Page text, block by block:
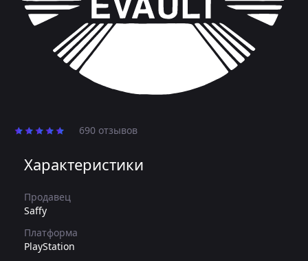
690 отзывов
Характеристики
Продавец
Saffy
Платформа
PlayStation